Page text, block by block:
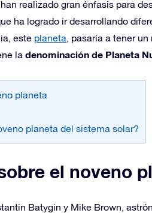
realizado gran énfasis para
ha logrado ir desarrollando
este planeta, pasaría a tener
la denominación de Planeta
planeta
planeta del sistema solar?
el noveno
Batygin y Mike Brown,